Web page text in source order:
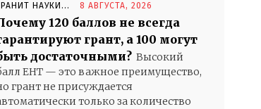
НАУКИ... 8 АВГУСТА, 2026
120 баллов не всегда
грант, а 100 могут
достаточными? Высокий
ЕНТ — это важное преимущество,
грант не присуждается
только за количество